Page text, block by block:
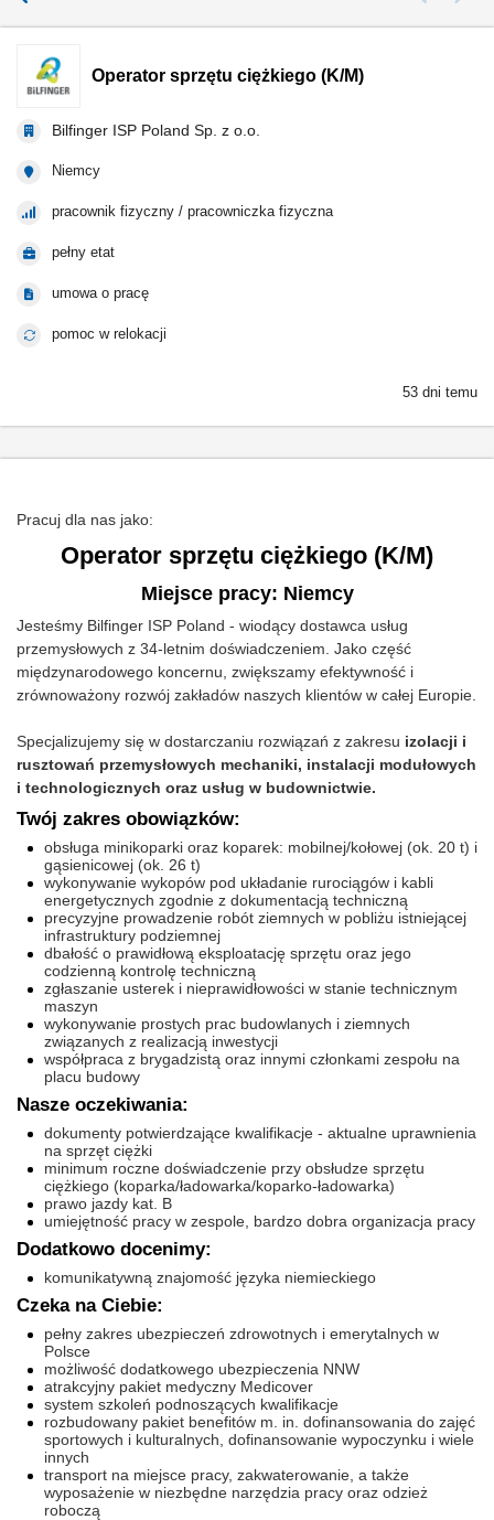
Operator sprzętu ciężkiego (K/M)
Bilfinger ISP Poland Sp. z o.o.
Niemcy
pracownik fizyczny / pracowniczka fizyczna
pełny etat
umowa o pracę
pomoc w relokacji
53 dni temu
Pracuj dla nas jako:
Operator sprzętu ciężkiego (K/M)
Miejsce pracy: Niemcy
Jesteśmy Bilfinger ISP Poland - wiodący dostawca usług
przemysłowych z 34-letnim doświadczeniem. Jako część
międzynarodowego koncernu, zwiększamy efektywność i
zrównoważony rozwój zakładów naszych klientów w całej Europie.
Specjalizujemy się w dostarczaniu rozwiązań z zakresu izolacji i
rusztowań przemysłowych mechaniki, instalacji modułowych
i technologicznych oraz usług w budownictwie.
Twój zakres obowiązków:
obsługa minikoparki oraz koparek: mobilnej/kołowej (ok. 20 t) i
gąsienicowej (ok. 26 t)
wykonywanie wykopów pod układanie rurociągów i kabli
energetycznych zgodnie z dokumentacją techniczną
precyzyjne prowadzenie robót ziemnych w pobliżu istniejącej
infrastruktury podziemnej
dbałość o prawidłową eksploatację sprzętu oraz jego
codzienną kontrolę techniczną
zgłaszanie usterek i nieprawidłowości w stanie technicznym
maszyn
wykonywanie prostych prac budowlanych i ziemnych
związanych z realizacją inwestycji
współpraca z brygadzistą oraz innymi członkami zespołu na
placu budowy
Nasze oczekiwania:
dokumenty potwierdzające kwalifikacje - aktualne uprawnienia
na sprzęt ciężki
minimum roczne doświadczenie przy obsłudze sprzętu
ciężkiego (koparka/ładowarka/koparko-ładowarka)
prawo jazdy kat. B
umiejętność pracy w zespole, bardzo dobra organizacja pracy
Dodatkowo docenimy:
komunikatywną znajomość języka niemieckiego
Czeka na Ciebie:
pełny zakres ubezpieczeń zdrowotnych i emerytalnych w
Polsce
możliwość dodatkowego ubezpieczenia NNW
atrakcyjny pakiet medyczny Medicover
system szkoleń podnoszących kwalifikacje
rozbudowany pakiet benefitów m. in. dofinansowania do zajęć
sportowych i kulturalnych, dofinansowanie wypoczynku i wiele
innych
transport na miejsce pracy, zakwaterowanie, a także
wyposażenie w niezbędne narzędzia pracy oraz odzież
roboczą